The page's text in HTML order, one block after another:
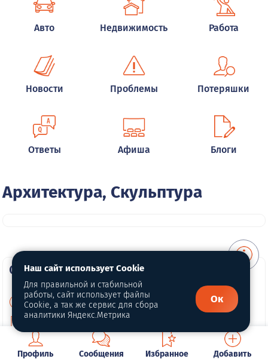
Авто Недвижимость Работа
Новости Проблемы Потеряшки
Ответы Афиша Блоги
Архитектура, Скульптура
О портале
О нас
Политика конфиденциальности
Публичная оферта
Профиль Сообщения Избранное Добавить
Наш сайт использует Cookie
Для правильной и стабильной
работы, сайт использует файлы
Cookie, а так же сервис для сбора
аналитики Яндекс.Метрика
Ок